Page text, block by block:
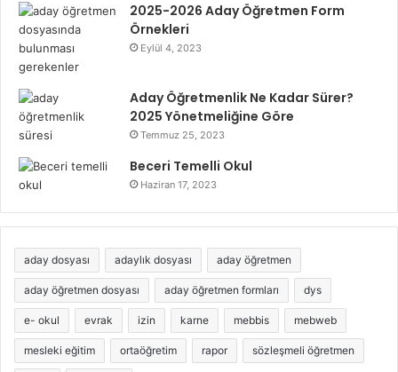
2025-2026 Aday Öğretmen Form
Örnekleri
Eylül 4, 2023
Aday Öğretmenlik Ne Kadar Sürer?
2025 Yönetmeliğine Göre
Temmuz 25, 2023
Beceri Temelli Okul
Haziran 17, 2023
aday dosyası adaylık dosyası aday öğretmen
aday öğretmen dosyası aday öğretmen formları dys
e- okul evrak izin karne mebbis mebweb
mesleki eğitim ortaöğretim rapor sözleşmeli öğretmen